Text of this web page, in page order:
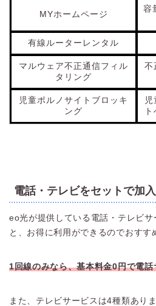
MYホームページ
容
有線ルーターレンタル
マルウェア不正通信フィル
タリング
不
児童ポルノサイトブロッキ
ング
児
電話・テレビをセットで加
eo光が提供している電話・テレビサ
と、お得に利用ができるのでおすす
1回線のみなら、基本料金0円で電
また、テレビサービスは4種類あり